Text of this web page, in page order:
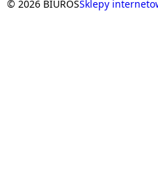
© 2026 BIUROSSklepy